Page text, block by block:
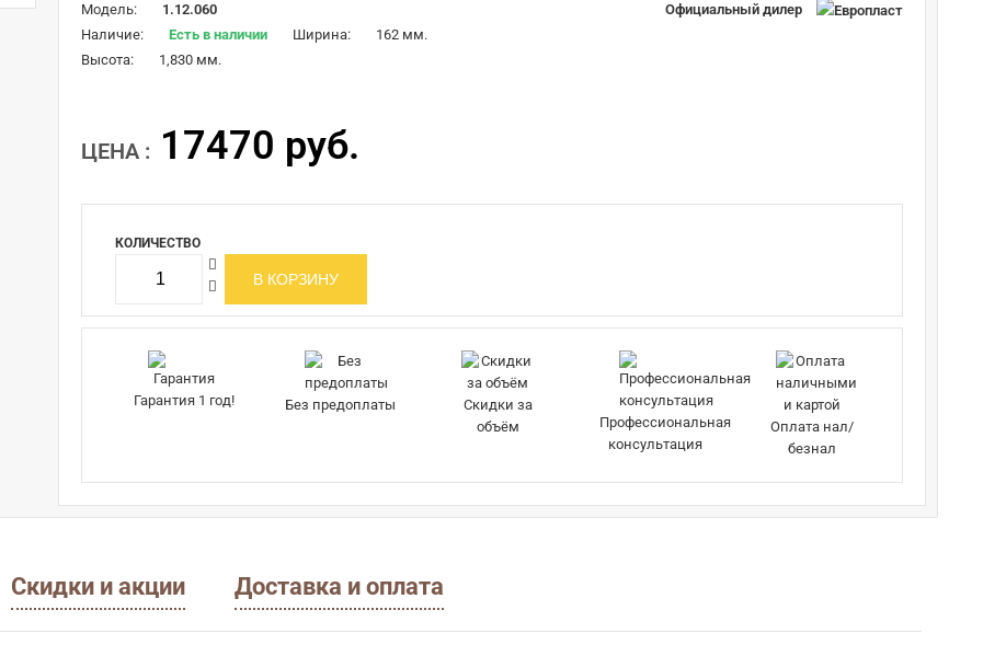
Модель:
1.12.060
Наличие:
Есть в наличии Ширина:
162 мм.
Высота:
1,830 мм.
Официальный дилер
ЦЕНА : 17470 руб.
КОЛИЧЕСТВО
Гарантия 1 год! Без предоплаты
Скидки за
объём
Профессиональная
консультация
Оплата нал/
безнал
Скидки и акции Доставка и оплата